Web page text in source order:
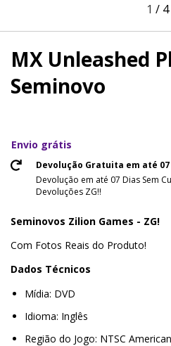
1 / 4
MX Unleashed
Seminovo
Envio grátis
Devolução Gratuita em até
Devolução em até 07 Dias Sem
Devoluções ZG!!
Seminovos Zilion Games - ZG!
Com Fotos Reais do Produto!
Dados Técnicos
Mídia: DVD
Idioma: Inglês
Região do Jogo: NTSC